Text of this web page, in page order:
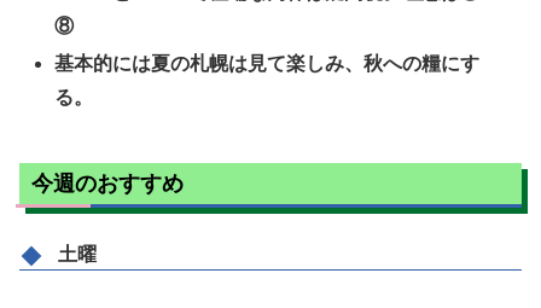
⑧
基本的には夏の札幌は見て楽しみ、秋への糧にす
る。
今週のおすすめ
土曜